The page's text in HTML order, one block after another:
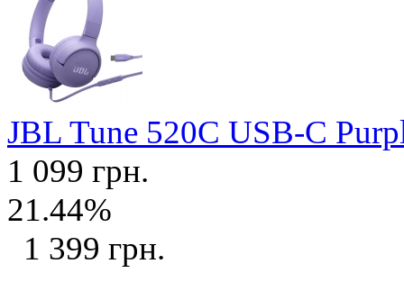
JBL Tune 520C USB-C
1 099 грн.
21.44%
1 399 грн.